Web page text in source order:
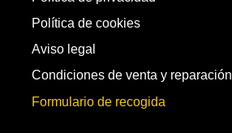
Política de cookies
Aviso legal
Condiciones de venta y reparación
Formulario de recogida